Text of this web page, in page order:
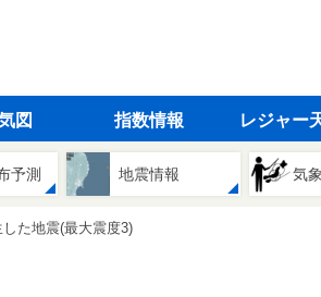
図 指数情報 レジャー
予測 地震情報 気
た地震(最大震度3)